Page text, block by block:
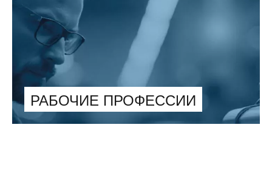
РАБОЧИЕ ПРОФЕССИИ